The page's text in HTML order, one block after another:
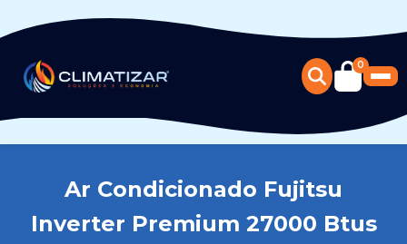
0
Ar Condicionado Fujitsu
Inverter Premium 27000 Btus